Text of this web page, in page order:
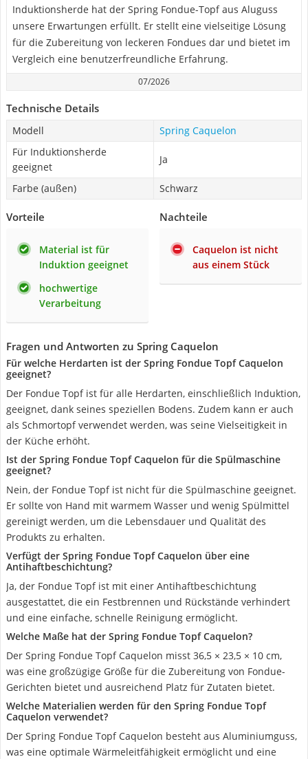
Induktionsherde hat der Spring Fondue-Topf aus Aluguss
unsere Erwartungen erfüllt. Er stellt eine vielseitige Lösung
für die Zubereitung von leckeren Fondues dar und bietet im
Vergleich eine benutzerfreundliche Erfahrung.
07/2026
Technische Details
Modell
Spring Caquelon
Für Induktionsherde
geeignet
Ja
Farbe (außen) Schwarz
Vorteile
Material ist für
Induktion geeignet
hochwertige
Verarbeitung
Nachteile
Caquelon ist nicht
aus einem Stück
Fragen und Antworten zu Spring Caquelon
Für welche Herdarten ist der Spring Fondue Topf Caquelon
geeignet?
Der Fondue Topf ist für alle Herdarten, einschließlich Induktion,
geeignet, dank seines speziellen Bodens. Zudem kann er auch
als Schmortopf verwendet werden, was seine Vielseitigkeit in
der Küche erhöht.
Ist der Spring Fondue Topf Caquelon für die Spülmaschine
geeignet?
Nein, der Fondue Topf ist nicht für die Spülmaschine geeignet.
Er sollte von Hand mit warmem Wasser und wenig Spülmittel
gereinigt werden, um die Lebensdauer und Qualität des
Produkts zu erhalten.
Verfügt der Spring Fondue Topf Caquelon über eine
Antihaftbeschichtung?
Ja, der Fondue Topf ist mit einer Antihaftbeschichtung
ausgestattet, die ein Festbrennen und Rückstände verhindert
und eine einfache, schnelle Reinigung ermöglicht.
Welche Maße hat der Spring Fondue Topf Caquelon?
Der Spring Fondue Topf Caquelon misst 36,5 × 23,5 × 10 cm,
was eine großzügige Größe für die Zubereitung von Fondue-
Gerichten bietet und ausreichend Platz für Zutaten bietet.
Welche Materialien werden für den Spring Fondue Topf
Caquelon verwendet?
Der Spring Fondue Topf Caquelon besteht aus Aluminiumguss,
was eine optimale Wärmeleitfähigkeit ermöglicht und eine